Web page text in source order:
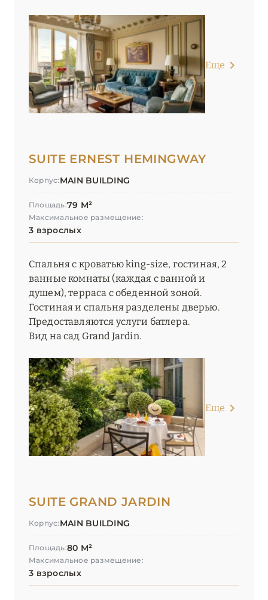
Еще
SUITE ERNEST HEMINGWAY
Корпус: MAIN BUILDING
Площадь:79 М²
Максимальное размещение:
3 взрослых
Спальня с кроватью king-size, гостиная, 2
ванные комнаты (каждая с ванной и
душем), терраса с обеденной зоной.
Гостиная и спальня разделены дверью.
Предоставляются услуги батлера.
Вид на сад Grand Jardin.
Еще
SUITE GRAND JARDIN
Корпус: MAIN BUILDING
Площадь:80 М²
Максимальное размещение:
3 взрослых